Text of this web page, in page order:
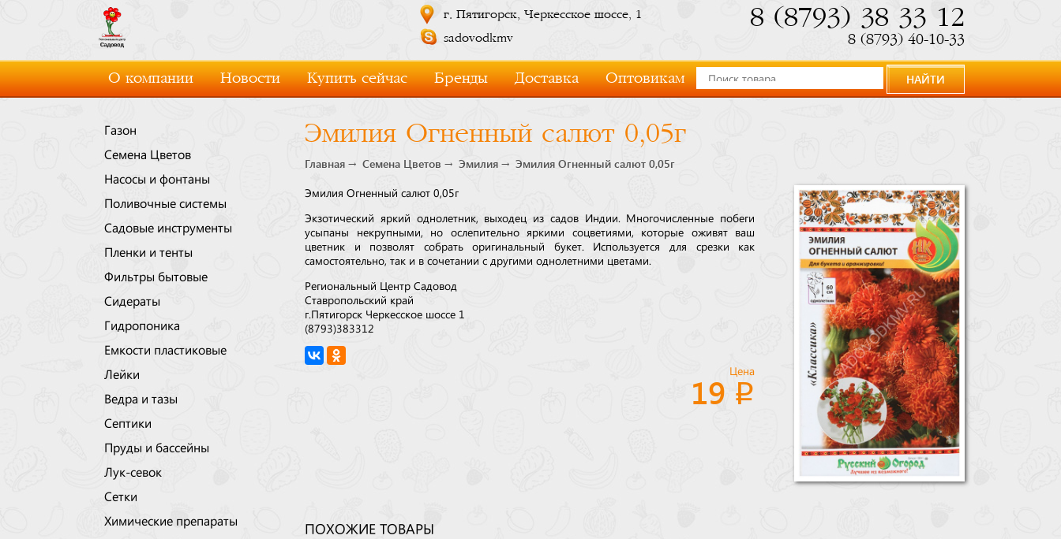
г. Пятигорск, Черкесское шоссе, 1
sadovodkmv
8 (8793) 38 33 12
8 (8793) 40-10-33
О компании Новости Купить сейчас Бренды Доставка Оптовикам НАЙТИ
Газон
Семена Цветов
Насосы и фонтаны
Поливочные системы
Садовые инструменты
Пленки и тенты
Фильтры бытовые
Сидераты
Гидропоника
Емкости пластиковые
Лейки
Ведра и тазы
Септики
Пруды и бассейны
Лук-севок
Сетки
Химические препараты
Эмилия Огненный салют 0,05г
Главная Семена Цветов Эмилия Эмилия Огненный салют 0,05г
Эмилия Огненный салют 0,05г
Экзотический яркий однолетник, выходец из садов Индии. Многочисленные побеги
усыпаны некрупными, но ослепительно яркими соцветиями, которые оживят ваш
цветник и позволят собрать оригинальный букет. Используется для срезки как
самостоятельно, так и в сочетании с другими однолетними цветами.
Региональный Центр Садовод
Ставропольский край
г.Пятигорск Черкесское шоссе 1
(8793)383312
Цена
19
ПОХОЖИЕ ТОВАРЫ